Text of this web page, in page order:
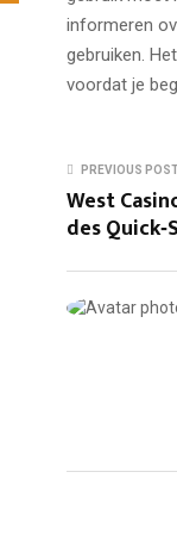
informeren
gebruiken.
voordat je
PREVIOUS
West
des